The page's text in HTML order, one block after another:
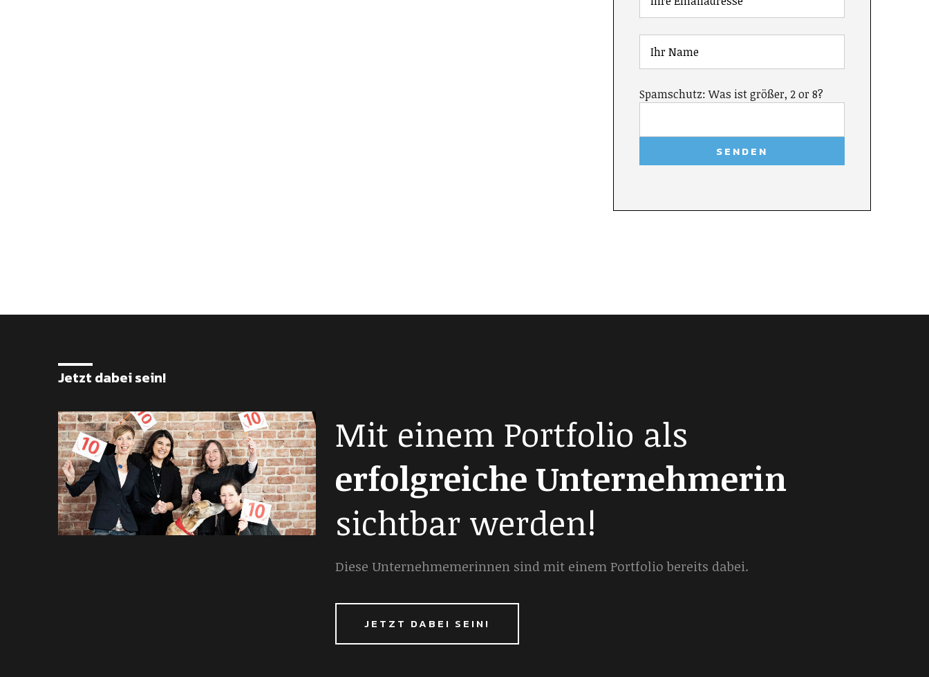
Spamschutz: Was ist größer, 2 or 8?
Jetzt dabei sein!
Mit einem Portfolio als
erfolgreiche Unternehmerin
sichtbar werden!
Diese Unternehmemerinnen sind mit einem Portfolio bereits dabei.
JETZT DABEI SEIN!